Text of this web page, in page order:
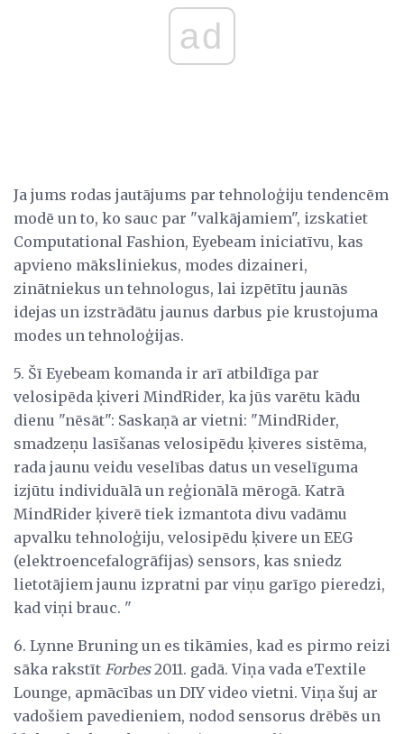
ad
Ja jums rodas jautājums par tehnoloģiju tendencēm
modē un to, ko sauc par "valkājamiem", izskatiet
Computational Fashion, Eyebeam iniciatīvu, kas
apvieno māksliniekus, modes dizaineri,
zinātniekus un tehnologus, lai izpētītu jaunās
idejas un izstrādātu jaunus darbus pie krustojuma
modes un tehnoloģijas.
5. Šī Eyebeam komanda ir arī atbildīga par
velosipēda ķiveri MindRider, ka jūs varētu kādu
dienu "nēsāt": Saskaņā ar vietni: "MindRider,
smadzeņu lasīšanas velosipēdu ķiveres sistēma,
rada jaunu veidu veselības datus un veselīguma
izjūtu individuālā un reģionālā mērogā. Katrā
MindRider ķiverē tiek izmantota divu vadāmu
apvalku tehnoloģiju, velosipēdu ķivere un EEG
(elektroencefalogrāfijas) sensors, kas sniedz
lietotājiem jaunu izpratni par viņu garīgo pieredzi,
kad viņi brauc. "
6. Lynne Bruning un es tikāmies, kad es pirmo reizi
sāka rakstīt Forbes2011. gadā. Viņa vada eTextile
Lounge, apmācības un DIY video vietni. Viņa šuj ar
vadošiem pavedieniem, nodod sensorus drēbēs un